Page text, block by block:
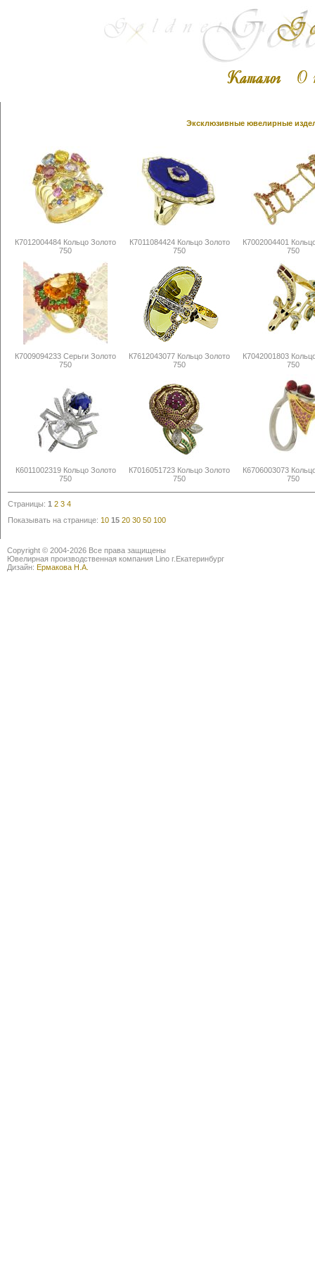
Эксклюзивные ювелирные
К7012004484 Кольцо Золото
750
К7011084424 Кольцо Золото
750
К7002004401
750
К7009094233 Серьги Золото
750
К7612043077 Кольцо Золото
750
К7042001803
750
К6011002319 Кольцо Золото
750
К7016051723 Кольцо Золото
750
К6706003073
750
Страницы: 1 2 3 4
Показывать на странице: 10 15 20 30 50 100
Copyright © 2004-2026 Все права защищены
Ювелирная производственная компания Lino г.Екатеринбург
Дизайн: Ермакова Н.А.